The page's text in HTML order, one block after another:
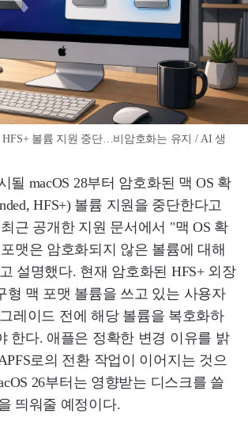
HFS+ 볼륨 지원 중단…비암호화는 유지 / AI 생
될 macOS 28부터 암호화된 맥 OS 확
HFS+) 볼륨 지원을 중단한다고
근 공개한 지원 문서에서 "맥 OS 확
맷은 암호화되지 않은 볼륨에 대해
설명했다. 현재 암호화된 HFS+ 외장
형 맥 포맷 볼륨을 쓰고 있는 사용자
그레이드 전에 해당 볼륨을 복호화하
한다. 애플은 정확한 변경 이유를 밝
로의 전환 작업이 이어지는 것으
26부터는 영향받는 디스크를 쓸
띄워줄 예정이다.